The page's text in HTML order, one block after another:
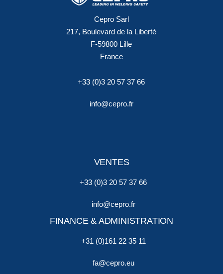
Cepro Sarl
217, Boulevard de la Liberté
F-59800 Lille
France
+33 (0)3 20 57 37 66
info@cepro.fr
VENTES
+33 (0)3 20 57 37 66
info@cepro.fr
FINANCE & ADMINISTRATION
+31 (0)161 22 35 11
fa@cepro.eu